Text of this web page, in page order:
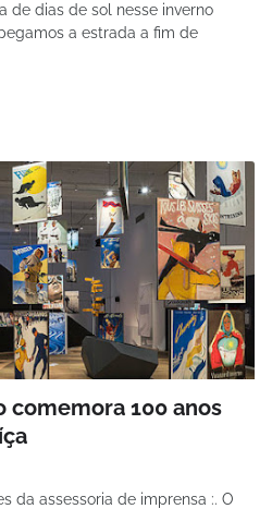
de dias de sol nesse inverno
a estrada a fim de
comemora 100 anos
da assessoria de imprensa :. O